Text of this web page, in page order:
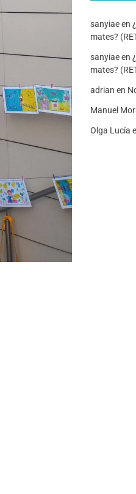
sanyiaeen
mates?
sanyiaeen
mates?
adrian en
Manuel
Olga Lucía